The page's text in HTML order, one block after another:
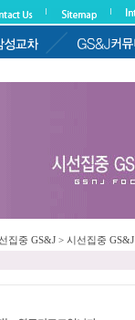
집중 GS&J > 시선집중 GS&J